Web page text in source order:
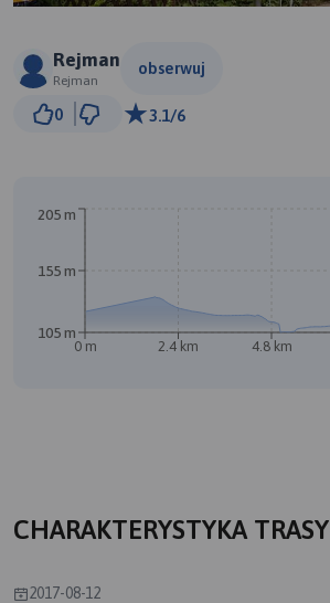
Rejman
Rejman
obserwuj
0 3.1/6
B
0 m 2.4 km 4.8 km
105 m
155 m
205 m
CHARAKTERYSTYKA TRASY
2017-08-12